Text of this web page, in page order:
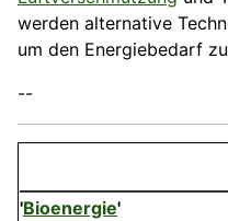
werden alternative
um den Energiebedarf
--
'Bioenergie'